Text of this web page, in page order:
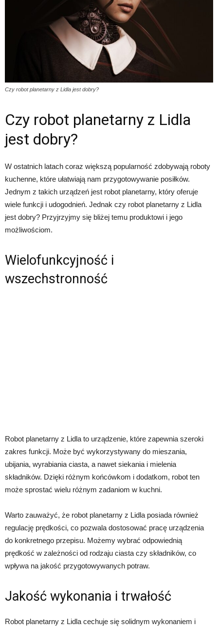
Czy robot planetarny z Lidla jest dobry?
Czy robot planetarny z Lidla
jest dobry?
W ostatnich latach coraz większą popularność zdobywają roboty
kuchenne, które ułatwiają nam przygotowywanie posiłków.
Jednym z takich urządzeń jest robot planetarny, który oferuje
wiele funkcji i udogodnień. Jednak czy robot planetarny z Lidla
jest dobry? Przyjrzyjmy się bliżej temu produktowi i jego
możliwościom.
Wielofunkcyjność i
wszechstronność
Robot planetarny z Lidla to urządzenie, które zapewnia szeroki
zakres funkcji. Może być wykorzystywany do mieszania,
ubijania, wyrabiania ciasta, a nawet siekania i mielenia
składników. Dzięki różnym końcówkom i dodatkom, robot ten
może sprostać wielu różnym zadaniom w kuchni.
Warto zauważyć, że robot planetarny z Lidla posiada również
regulację prędkości, co pozwala dostosować pracę urządzenia
do konkretnego przepisu. Możemy wybrać odpowiednią
prędkość w zależności od rodzaju ciasta czy składników, co
wpływa na jakość przygotowywanych potraw.
Jakość wykonania i trwałość
Robot planetarny z Lidla cechuje się solidnym wykonaniem i